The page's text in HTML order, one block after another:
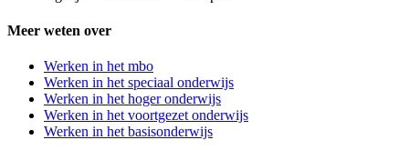
Meer weten over
Werken in het mbo
Werken in het speciaal onderwijs
Werken in het hoger onderwijs
Werken in het voortgezet onderwijs
Werken in het basisonderwijs